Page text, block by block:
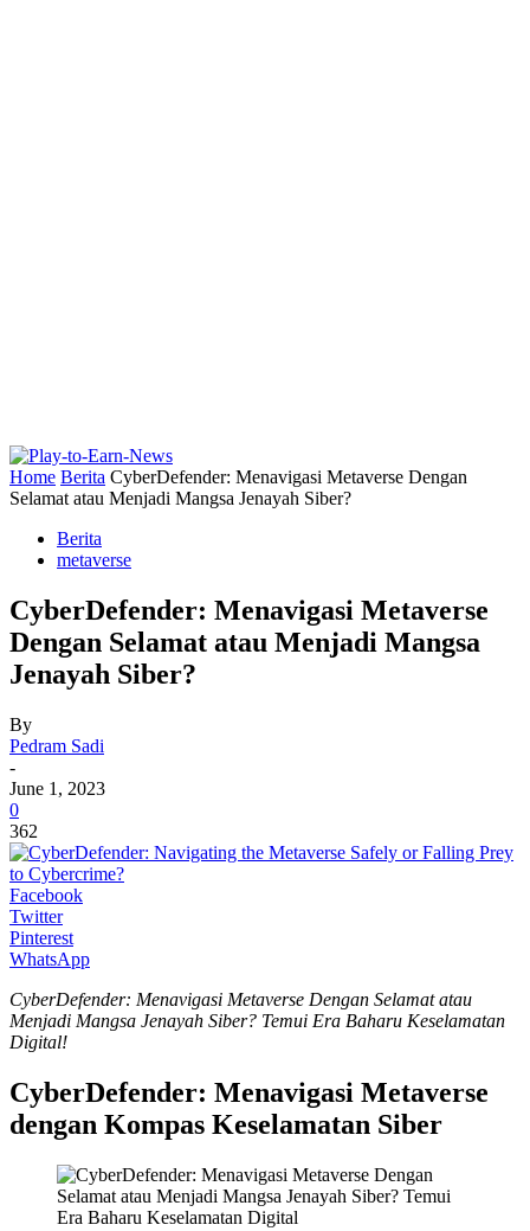
Home Berita CyberDefender: Menavigasi Metaverse Dengan
Selamat atau Menjadi Mangsa Jenayah Siber?
Berita
metaverse
CyberDefender: Menavigasi Metaverse
Dengan Selamat atau Menjadi Mangsa
Jenayah Siber?
By
Pedram Sadi
-
June 1, 2023
0
362
Facebook
Twitter
Pinterest
WhatsApp
CyberDefender: Menavigasi Metaverse Dengan Selamat atau
Menjadi Mangsa Jenayah Siber? Temui Era Baharu Keselamatan
Digital!
CyberDefender: Menavigasi Metaverse
dengan Kompas Keselamatan Siber